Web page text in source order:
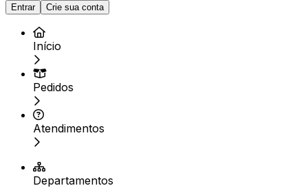
Entrar Crie sua conta
Início
Pedidos
Atendimentos
Departamentos